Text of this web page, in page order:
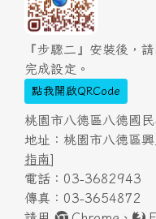
『步驟二』安裝後，
完成設定。
點我開啟QRCode
桃園市八德區八德國
地址：桃園市八德區
指南]
電話：03-3682943
傳真：03-3654872